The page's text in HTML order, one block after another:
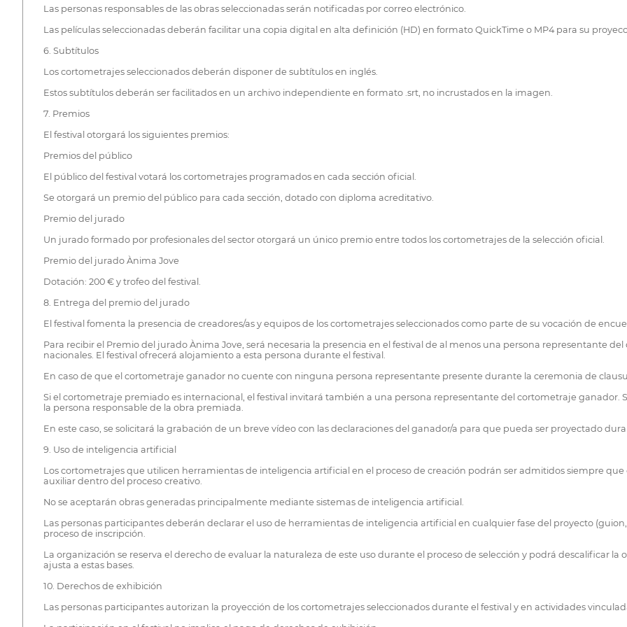
Las personas responsables de las obras seleccionadas serán notificadas por correo electrónico.
Las películas seleccionadas deberán facilitar una copia digital en alta definición (HD) en formato QuickTime o MP4 para su
6. Subtítulos
Los cortometrajes seleccionados deberán disponer de subtítulos en inglés.
Estos subtítulos deberán ser facilitados en un archivo independiente en formato .srt, no incrustados en la imagen.
7. Premios
El festival otorgará los siguientes premios:
Premios del público
El público del festival votará los cortometrajes programados en cada sección oficial.
Se otorgará un premio del público para cada sección, dotado con diploma acreditativo.
Premio del jurado
Un jurado formado por profesionales del sector otorgará un único premio entre todos los cortometrajes de la selección oficial.
Premio del jurado Ànima Jove
Dotación: 200 € y trofeo del festival.
8. Entrega del premio del jurado
El festival fomenta la presencia de creadores/as y equipos de los cortometrajes seleccionados como parte de su vocación de
Para recibir el Premio del jurado Ànima Jove, será necesaria la presencia en el festival de al menos una persona representante
nacionales. El festival ofrecerá alojamiento a esta persona durante el festival.
En caso de que el cortometraje ganador no cuente con ninguna persona representante presente durante la ceremonia de
Si el cortometraje premiado es internacional, el festival invitará también a una persona representante del cortometraje ganador.
la persona responsable de la obra premiada.
En este caso, se solicitará la grabación de un breve vídeo con las declaraciones del ganador/a para que pueda ser proyectado
9. Uso de inteligencia artificial
Los cortometrajes que utilicen herramientas de inteligencia artificial en el proceso de creación podrán ser admitidos siempre
auxiliar dentro del proceso creativo.
No se aceptarán obras generadas principalmente mediante sistemas de inteligencia artificial.
Las personas participantes deberán declarar el uso de herramientas de inteligencia artificial en cualquier fase del proyecto
proceso de inscripción.
La organización se reserva el derecho de evaluar la naturaleza de este uso durante el proceso de selección y podrá descalificar la
ajusta a estas bases.
10. Derechos de exhibición
Las personas participantes autorizan la proyección de los cortometrajes seleccionados durante el festival y en actividades